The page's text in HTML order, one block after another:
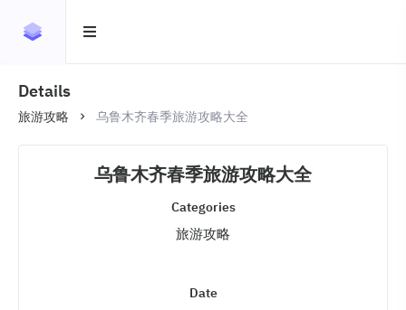
Details
旅游攻略 乌鲁木齐春季旅游攻略大全
乌鲁木齐春季旅游攻略大全
Categories
旅游攻略
Date